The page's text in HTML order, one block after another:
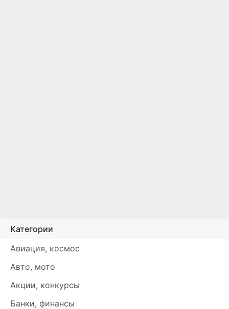
Категории
Авиация, космос
Авто, мото
Акции, конкурсы
Банки, финансы